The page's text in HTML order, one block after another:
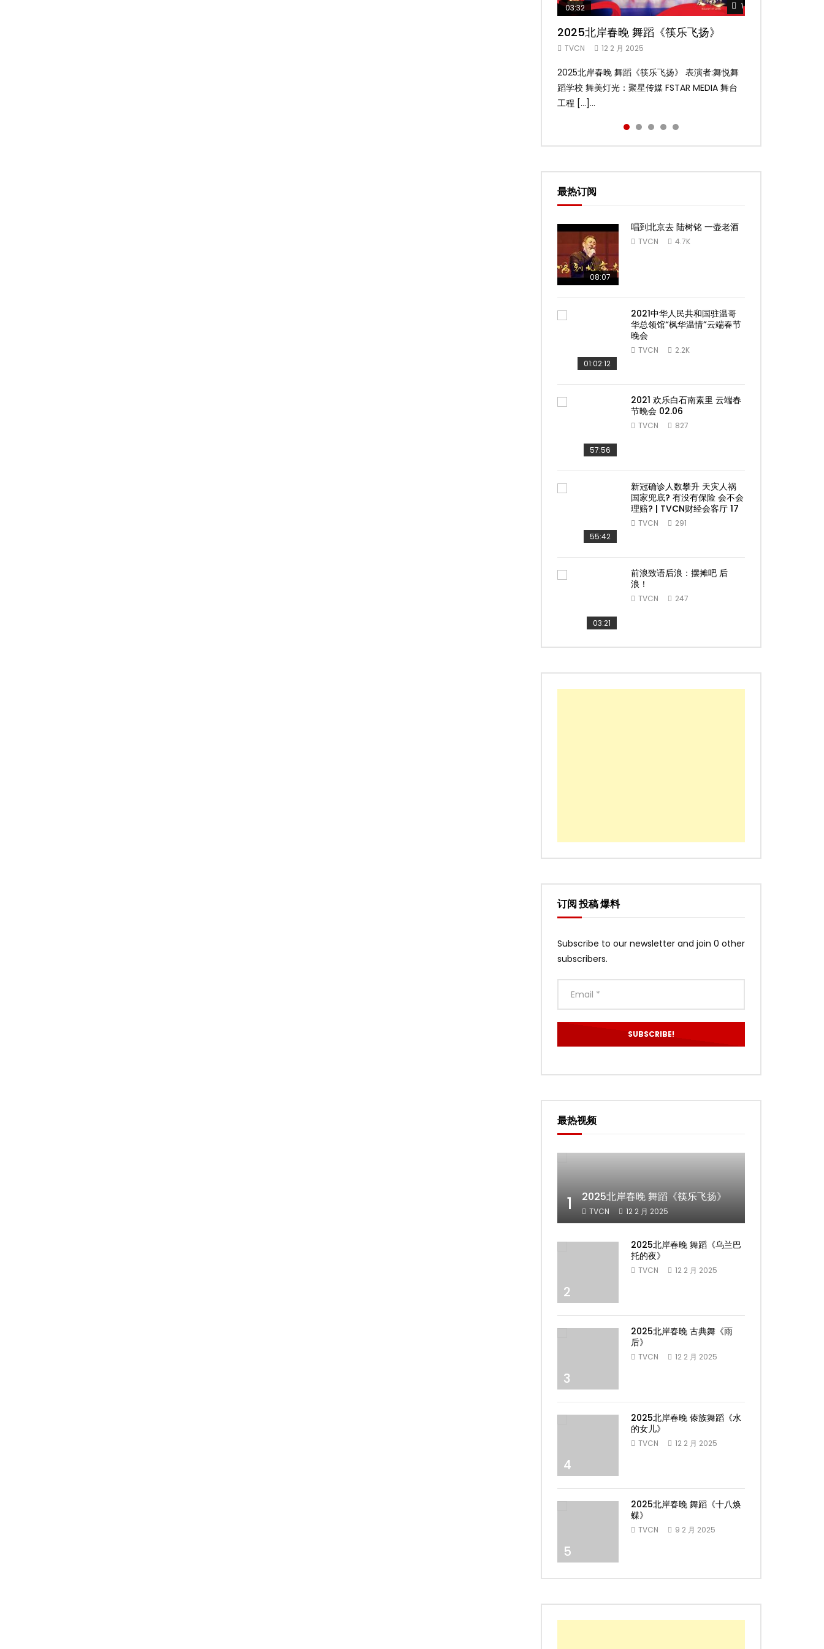
Watch Later
03:32
2025北岸春晚 舞蹈《筷乐飞扬》
TVCN 12 2 月 2025
2025北岸春晚 舞蹈《筷乐飞扬》 表演者:舞悦舞
蹈学校 舞美灯光：聚星传媒 FSTAR MEDIA 舞台
工程 […]...
Watch Later
02:58
2025北岸春晚 舞蹈《乌兰巴托的夜》
TVCN 12 2 月 2025
2025北岸春晚 舞蹈《乌兰巴托的夜》 表演者:飞
扬舞蹈团 舞美灯光：聚星传媒 FSTAR MEDIA 舞
台工 […]...
Watch Later
04:19
2025北岸春晚 古典舞《雨后》
TVCN 12 2 月 2025
2025北岸春晚 古典舞《雨后》 表演者:洪杰舞蹈
学院 舞美灯光：聚星传媒 FSTAR MEDIA 舞台工
程： […]...
Watch Later
05:13
2025北岸春晚 傣族舞蹈《水的女儿》
TVCN 12 2 月 2025
2025北岸春晚 傣族舞蹈《水的女儿》 表演者:洪
杰舞蹈学院 舞美灯光：聚星传媒 FSTAR MEDIA
舞台 […]...
Watch Later
03:45
2025北岸春晚 舞蹈《十八焕蝶》
TVCN 9 2 月 2025
2025北岸春晚 舞蹈《十八焕蝶》 表演者:舞悦舞
蹈学校 舞美灯光：聚星传媒 FSTAR MEDIA 舞台
工程 […]...
最热订阅
08:07
唱到北京去 陆树铭 一壶老酒
TVCN 4.7K
01:02:12
2021中华人民共和国驻温哥
华总领馆“枫华温情”云端春节
晚会
TVCN 2.2K
57:56
2021 欢乐白石南素里 云端春
节晚会 02.06
TVCN 827
55:42
新冠确诊人数攀升 天灾人祸
国家兜底? 有没有保险 会不会
理赔? | TVCN财经会客厅 17
TVCN 291
03:21
前浪致语后浪：摆摊吧 后
浪！
TVCN 247
订阅 投稿 爆料
Subscribe to our newsletter and join 0 other
subscribers.
最热视频
1 2025北岸春晚 舞蹈《筷乐飞扬》
TVCN 12 2 月 2025
2
2025北岸春晚 舞蹈《乌兰巴
托的夜》
TVCN 12 2 月 2025
3
2025北岸春晚 古典舞《雨
后》
TVCN 12 2 月 2025
4
2025北岸春晚 傣族舞蹈《水
的女儿》
TVCN 12 2 月 2025
5
2025北岸春晚 舞蹈《十八焕
蝶》
TVCN 9 2 月 2025